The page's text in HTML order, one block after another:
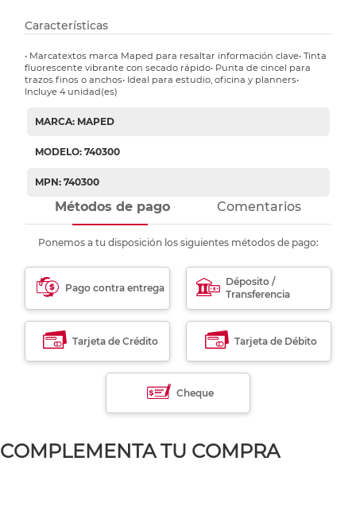
Características
• Marcatextos marca Maped para resaltar información clave• Tinta
fluorescente vibrante con secado rápido• Punta de cincel para
trazos finos o anchos• Ideal para estudio, oficina y planners•
Incluye 4 unidad(es)
MARCA: MAPED
MODELO: 740300
MPN: 740300
Métodos de pago Comentarios
Ponemos a tu disposición los siguientes métodos de pago:
Pago contra entrega
Déposito /
Transferencia
Tarjeta de Crédito Tarjeta de Débito
Cheque
COMPLEMENTA TU COMPRA